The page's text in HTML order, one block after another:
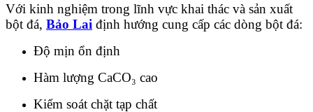
Với kinh nghiệm trong lĩnh vực khai thác và sản xuất
bột đá, Bảo Lai định hướng cung cấp các dòng bột đá:
Độ mịn ổn định
Hàm lượng CaCO₃ cao
Kiểm soát chặt tạp chất